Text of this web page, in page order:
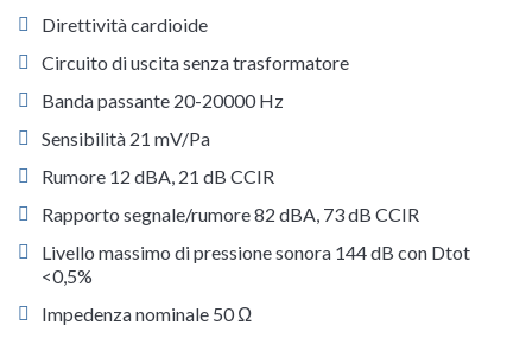
Direttività cardioide
Circuito di uscita senza trasformatore
Banda passante 20-20000 Hz
Sensibilità 21 mV/Pa
Rumore 12 dBA, 21 dB CCIR
Rapporto segnale/rumore 82 dBA, 73 dB CCIR
Livello massimo di pressione sonora 144 dB con Dtot
<0,5%
Impedenza nominale 50 Ω